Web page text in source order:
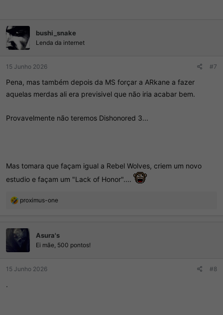
bushi_snake
Lenda da internet
15 Junho 2026 #7
Pena, mas também depois da MS forçar a ARkane a fazer
aquelas merdas ali era previsivel que não iria acabar bem.
Provavelmente não teremos Dishonored 3...
Mas tomara que façam igual a Rebel Wolves, criem um novo
estudio e façam um "Lack of Honor"....
R
ç
õ
s
proximus-one
Asura's
Ei mãe, 500 pontos!
15 Junho 2026 #8
.